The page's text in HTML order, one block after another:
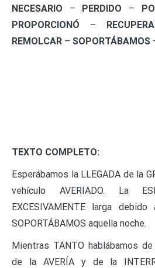
NECESARIO – PERDIDO –
PROPORCIONÓ –
REMOLCAR – SOPORTÁBAMOS
TEXTO COMPLETO:
Esperábamos la LLEGADA de la
vehículo AVERIADO. La
EXCESIVAMENTE larga
SOPORTÁBAMOS aquella noche.
Mientras TANTO hablábamos
de la AVERÍA y de la